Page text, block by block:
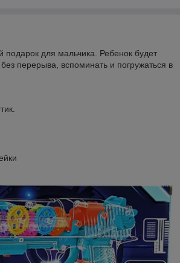
подарок для мальчика. Ребенок будет
перерыва, вспоминать и погружаться в